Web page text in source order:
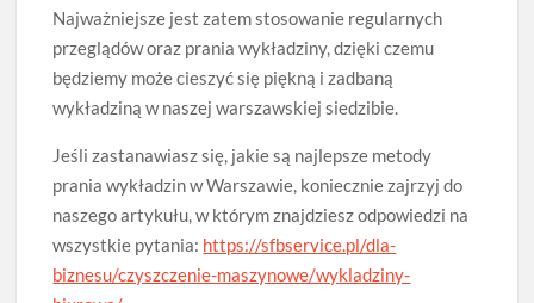
Najważniejsze jest zatem stosowanie regularnych
przeglądów oraz prania wykładziny, dzięki czemu
będziemy może cieszyć się piękną i zadbaną
wykładziną w naszej warszawskiej siedzibie.
Jeśli zastanawiasz się, jakie są najlepsze metody
prania wykładzin w Warszawie, koniecznie zajrzyj do
naszego artykułu, w którym znajdziesz odpowiedzi na
wszystkie pytania: https://sfbservice.pl/dla-
biznesu/czyszczenie-maszynowe/wykladziny-